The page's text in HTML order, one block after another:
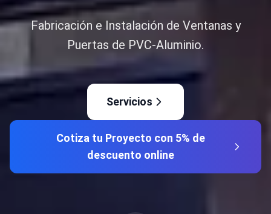
Fabricación e Instalación de Ventanas y
Puertas de PVC-Aluminio.
Servicios
Cotiza tu Proyecto con 5% de
descuento online